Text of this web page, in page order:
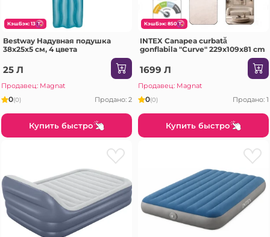
КэшБэк: 13
Bestway Надувная подушка
38х25х5 см, 4 цвета
25 Л
Продавец: Magnat
0(0) Продано: 2
Купить быстро
КэшБэк: 850
INTEX Canapea curbată
gonflabila "Curve" 229x109x81 cm
1699 Л
Продавец: Magnat
0(0) Продано: 1
Купить быстро